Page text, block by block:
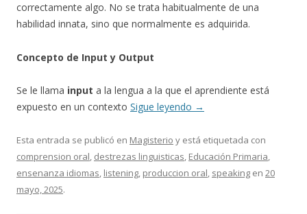
correctamente algo. No se trata habitualmente de una
habilidad innata, sino que normalmente es adquirida.
Concepto de Input y Output
Se le llama input a la lengua a la que el aprendiente está
expuesto en un contexto Sigue leyendo →
Esta entrada se publicó en Magisterio y está etiquetada con
comprension oral, destrezas linguisticas, Educación Primaria,
ensenanza idiomas, listening, produccion oral, speaking en 20
mayo, 2025.